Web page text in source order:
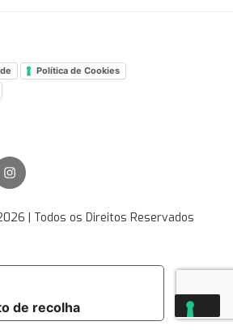
Política de Cookies
Instagram
| Todos os Direitos Reservados
de recolha
de privacidade